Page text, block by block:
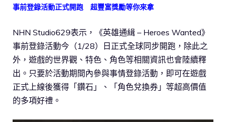
事前登錄活動正式開跑 超豐富獎勵等你來拿
NHN Studio629表示，《英雄通緝 – Heroes Wanted》
事前登錄活動今（1/28）日正式全球同步開跑，除此之
外，遊戲的世界觀、特色、角色等相關資訊也會陸續釋
出。只要於活動期間內參與事情登錄活動，即可在遊戲
正式上線後獲得「鑽石」、「角色兌換券」等超高價值
的多項好禮。